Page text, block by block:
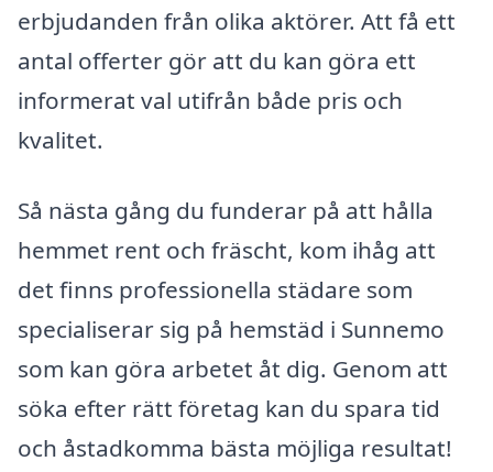
erbjudanden från olika aktörer. Att få ett
antal offerter gör att du kan göra ett
informerat val utifrån både pris och
kvalitet.
Så nästa gång du funderar på att hålla
hemmet rent och fräscht, kom ihåg att
det finns professionella städare som
specialiserar sig på hemstäd i Sunnemo
som kan göra arbetet åt dig. Genom att
söka efter rätt företag kan du spara tid
och åstadkomma bästa möjliga resultat!